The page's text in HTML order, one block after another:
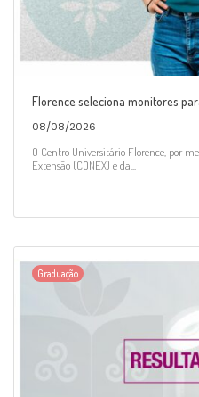
Florence seleciona monitores
08/08/2026
O Centro Universitário Florence, por
Extensão (CONEX) e da...
Graduação